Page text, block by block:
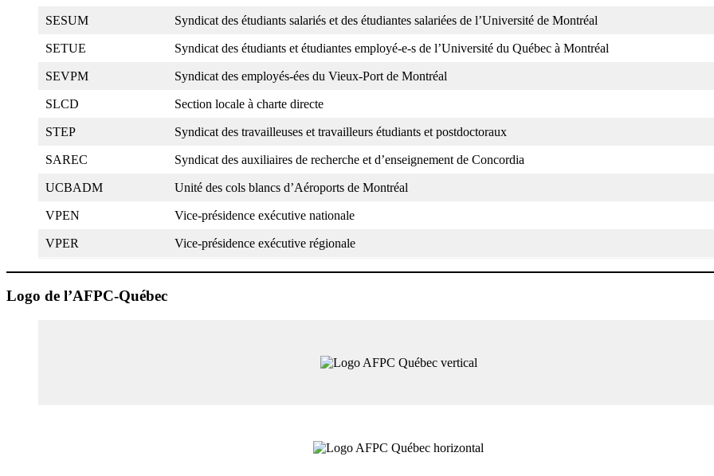
SESUM Syndicat des étudiants salariés et des étudiantes salariées de l’Université de Montréal
SETUE Syndicat des étudiants et étudiantes employé-e-s de l’Université du Québec à Montréal
SEVPM Syndicat des employés-ées du Vieux-Port de Montréal
SLCD Section locale à charte directe
STEP Syndicat des travailleuses et travailleurs étudiants et postdoctoraux
SAREC Syndicat des auxiliaires de recherche et d’enseignement de Concordia
UCBADM Unité des cols blancs d’Aéroports de Montréal
VPEN Vice-présidence exécutive nationale
VPER Vice-présidence exécutive régionale
Logo de l’AFPC-Québec